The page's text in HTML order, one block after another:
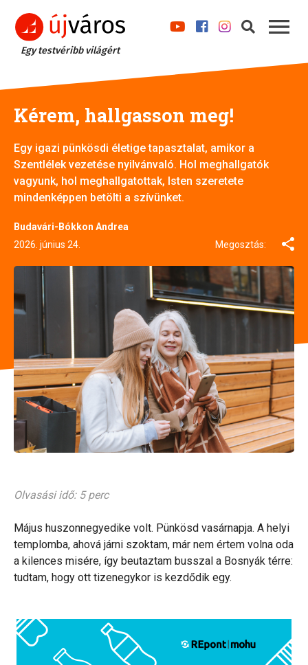
Egy testvéribb világért
Kérem, hallgasson meg!
Egy igazi pünkösdi életige tapasztalat, amikor a
Szentlélek vezetése nyilvánvaló. Hol meghallgatók
vagyunk, hol meghallgatottak, Isten szeretete
mindenképpen betölti a szívünket.
Budavári-Bókkon Andrea
2026. június 24.
Megosztás:
Olvasási idő: 5 perc
Május huszonnegyedike volt. Pünkösd vasárnapja. A helyi
templomba, ahová járni szoktam, már nem értem volna oda
a kilences misére, így beutaztam busszal a Bosnyák térre:
tudtam, hogy ott tizenegykor is kezdődik egy.